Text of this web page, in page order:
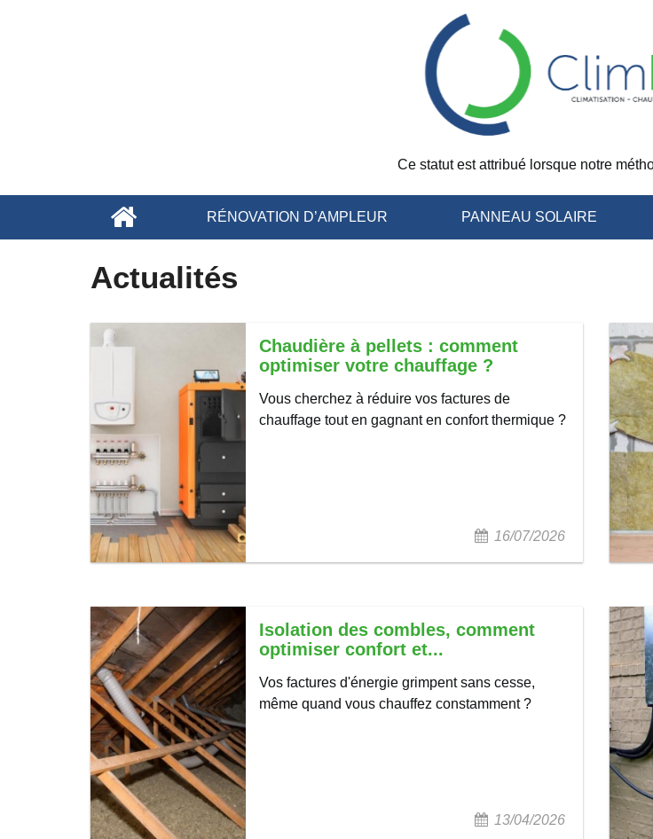
Ce statut est attribué lorsque notre
RÉNOVATION D’AMPLEUR PANNEAU SOLAIRE
Actualités
Chaudière à pellets : comment
optimiser votre chauffage ?
Vous cherchez à réduire vos factures de
chauffage tout en gagnant en confort thermique ?
16/07/2026
Isolation des combles, comment
optimiser confort et...
Vos factures d'énergie grimpent sans cesse,
même quand vous chauffez constamment ?
13/04/2026